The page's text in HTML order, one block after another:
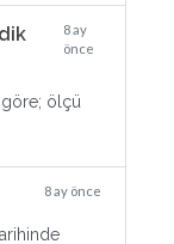
8 ay
önce
göre; ölçü
8 ay önce